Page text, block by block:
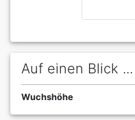
Auf einen Blick ...
Wuchshöhe